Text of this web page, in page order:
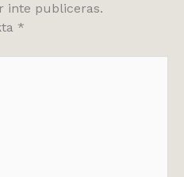
inte publiceras.
*